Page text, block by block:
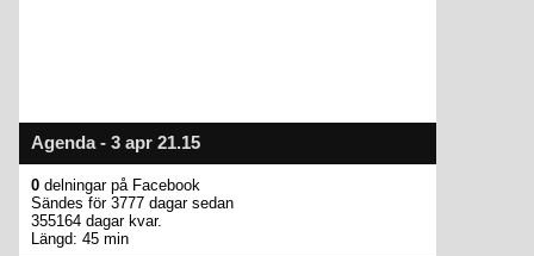
Agenda - 3 apr 21.15
0 delningar på Facebook
Sändes för 3777 dagar sedan
355164 dagar kvar.
Längd: 45 min